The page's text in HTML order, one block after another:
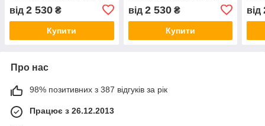
від 2 530 ₴
Купити
від 2 530₴
Купити
від
Про нас
98% позитивних з 387 відгуків за рік
Працює з 26.12.2013